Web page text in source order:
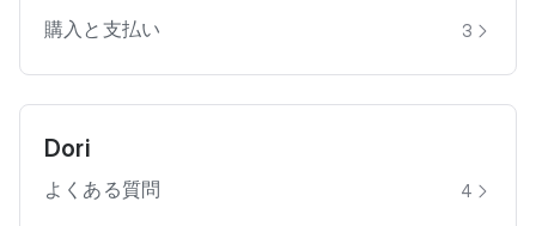
購入と支払い 3
Dori
よくある質問 4